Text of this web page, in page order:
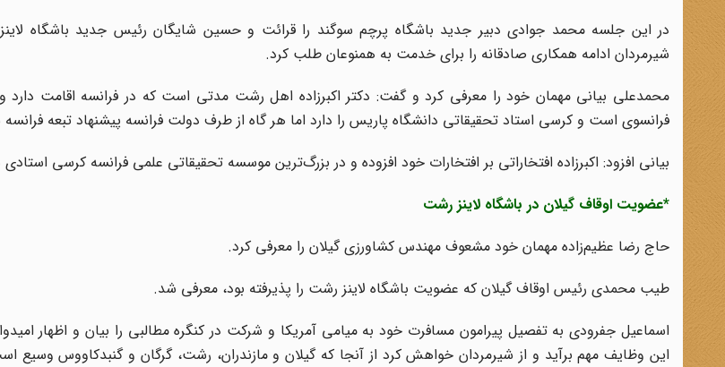
در این جلسه محمد جوادی دبیر جدید باشگاه پرچم سوگند را قرائت و حسین شایگان رئیس جدید باشگاه
شیرمردان ادامه همکاری صادقانه را برای خدمت به همنوعان طلب کرد.
محمدعلی بیانی مهمان خود را معرفی کرد و گفت: دکتر اکبرزاده اهل رشت مدتی است که در فرانسه اقامت دارد
فرانسوی است و کرسی استاد تحقیقاتی دانشگاه پاریس را دارد اما هر گاه از طرف دولت فرانسه پیشنهاد تبعه
بیانی افزود: اکبرزاده افتخاراتی بر افتخارات خود افزوده و در بزرگ‌ترین موسسه تحقیقاتی علمی فرانسه کرسی استادی
*عضویت اوقاف گیلان در باشگاه لاینز رشت
حاج رضا عظیم‌زاده مهمان خود مشعوف مهندس کشاورزی گیلان را معرفی کرد.
طیب محمدی رئیس اوقاف گیلان که عضویت باشگاه لاینز رشت را پذیرفته بود، معرفی شد.
اسماعیل جفرودی به تفصیل پیرامون مسافرت خود به میامی آمریکا و شرکت در کنگره مطالبی را بیان و اظهار
این وظایف مهم برآید و از شیرمردان خواهش کرد از آنجا که گیلان و مازندران، رشت، گرگان و گنبدکاووس وسیع